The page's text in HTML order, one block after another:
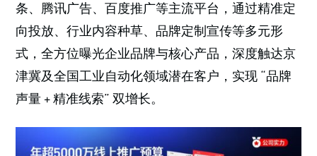
条、腾讯广告、百度推广等主流平台，通过精准定
向投放、行业内容种草、品牌定制宣传等多元形
式，全方位曝光企业品牌与核心产品，深度触达京
津冀及全国工业自动化领域潜在客户，实现 “品牌
声量 + 精准线索” 双增长。